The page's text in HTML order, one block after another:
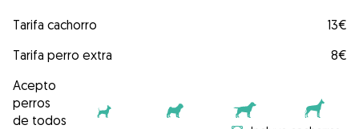
Tarifa cachorro
13€
Tarifa perro extra
8€
Acepto
perros
de todos